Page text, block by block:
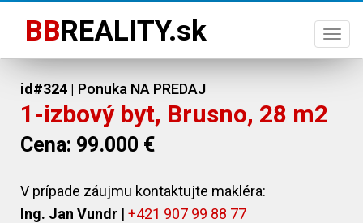
BBREALITY.sk
id#324 | Ponuka NA PREDAJ
1-izbový byt, Brusno, 28 m2
Cena: 99.000 €
V prípade záujmu kontaktujte makléra:
Ing. Jan Vundr | +421 907 99 88 77